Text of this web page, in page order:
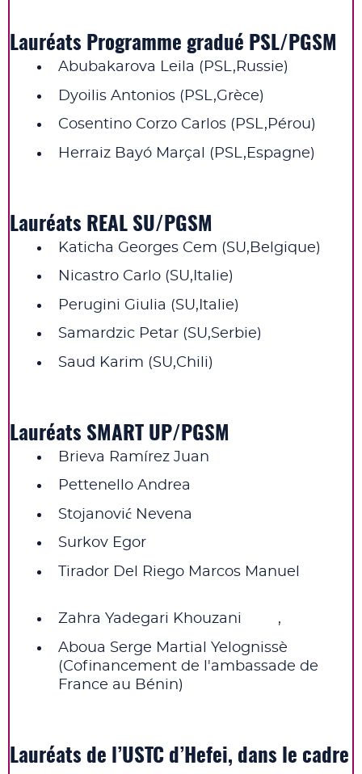
Lauréats Programme gradué PSL/PGSM
Abubakarova Leila (PSL,Russie)
Dyoilis Antonios (PSL,Grèce)
Cosentino Corzo Carlos (PSL,Pérou)
Herraiz Bayó Marçal (PSL,Espagne)
Lauréats REAL SU/PGSM
Katicha Georges Cem (SU,Belgique)
Nicastro Carlo (SU,Italie)
Perugini Giulia (SU,Italie)
Samardzic Petar (SU,Serbie)
Saud Karim (SU,Chili)
Lauréats SMART UP/PGSM
Brieva Ramírez Juan
Pettenello Andrea
Stojanović Nevena
Surkov Egor
Tirador Del Riego Marcos Manuel
Zahra Yadegari Khouzani ,
Aboua Serge Martial Yelognissè
(Cofinancement de l'ambassade de
France au Bénin)
Lauréats de l’USTC d’Hefei, dans le cadre